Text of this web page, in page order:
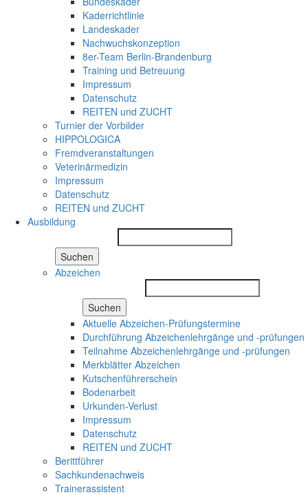
Kaderrichtlinie
Landeskader
Nachwuchskonzeption
8er-Team Berlin-Brandenburg
Training und Betreuung
Impressum
Datenschutz
REITEN und ZUCHT
Turnier der Vorbilder
HIPPOLOGICA
Fremdveranstaltungen
Veterinärmedizin
Impressum
Datenschutz
REITEN und ZUCHT
Ausbildung
Suchen
Abzeichen
Suchen
Aktuelle Abzeichen-Prüfungstermine
Durchführung Abzeichenlehrgänge und -prüfungen
Teilnahme Abzeichenlehrgänge und -prüfungen
Merkblätter Abzeichen
Kutschenführerschein
Bodenarbeit
Urkunden-Verlust
Impressum
Datenschutz
REITEN und ZUCHT
Berittführer
Sachkundenachweis
Trainerassistent